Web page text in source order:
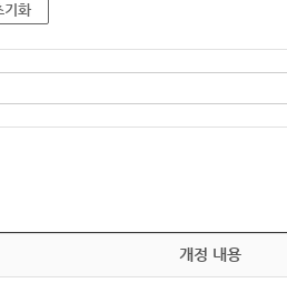
기화
개정 내용